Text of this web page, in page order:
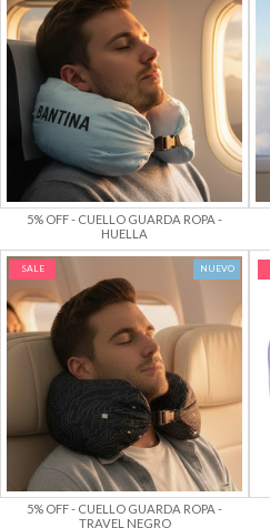
5% OFF - CUELLO GUARDA ROPA -
HUELLA
NUEVO
SALE
5% OFF - CUELLO GUARDA ROPA -
TRAVEL NEGRO